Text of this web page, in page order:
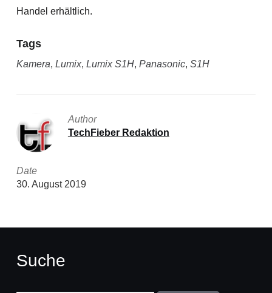
Handel erhältlich.
Tags
Kamera, Lumix, Lumix S1H, Panasonic, S1H
Author
TechFieber Redaktion
Date
30. August 2019
Suche